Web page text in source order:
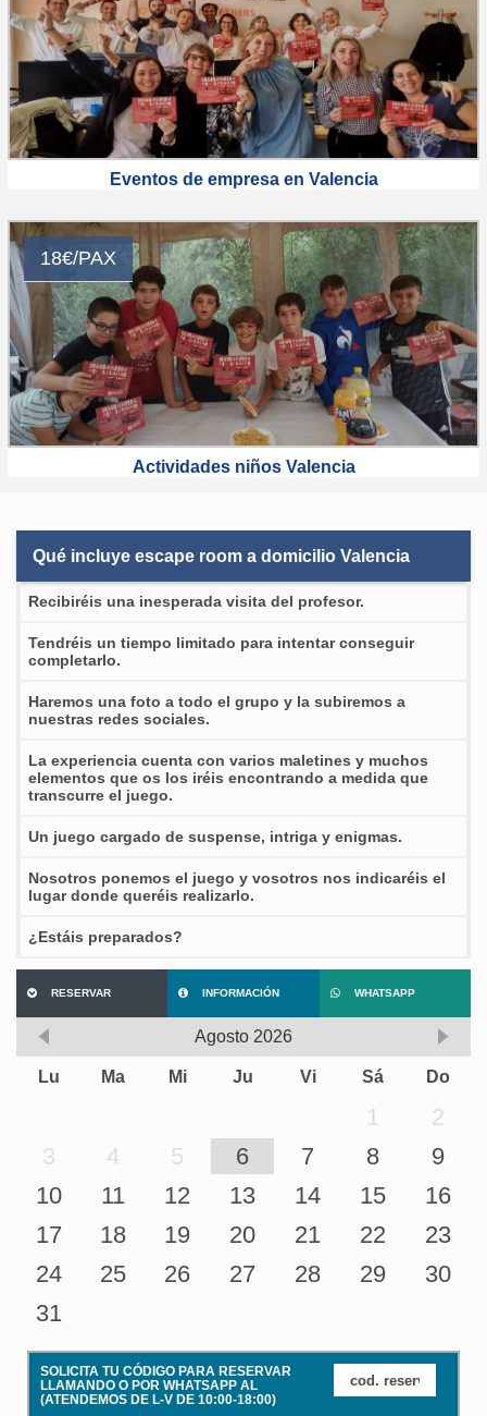
Eventos de empresa en Valencia
18€/PAX
Actividades niños Valencia
Qué incluye escape room a domicilio Valencia
Recibiréis una inesperada visita del profesor.
Tendréis un tiempo limitado para intentar conseguir
completarlo.
Haremos una foto a todo el grupo y la subiremos a
nuestras redes sociales.
La experiencia cuenta con varios maletines y muchos
elementos que os los iréis encontrando a medida que
transcurre el juego.
Un juego cargado de suspense, intriga y enigmas.
Nosotros ponemos el juego y vosotros nos indicaréis el
lugar donde queréis realizarlo.
¿Estáis preparados?
RESERVAR INFORMACIÓN WHATSAPP
Agosto 2026
Lu Ma Mi Ju Vi Sá Do
1
2
3
4 5 6 7 8
9
10
11 12 13 14 15
16
17
18 19 20 21 22
23
24
25 26 27 28 29
30
31
SOLICITA TU CÓDIGO PARA RESERVAR
LLAMANDO O POR WHATSAPP AL
(ATENDEMOS DE L-V DE 10:00-18:00)